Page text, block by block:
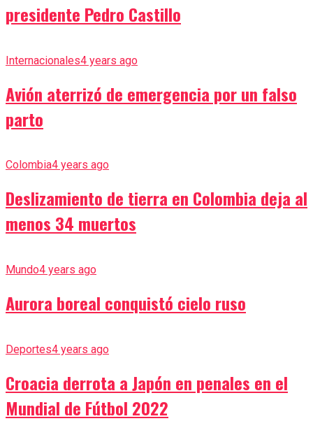
presidente Pedro Castillo
Internacionales4 years ago
Avión aterrizó de emergencia por un falso
parto
Colombia4 years ago
Deslizamiento de tierra en Colombia deja al
menos 34 muertos
Mundo4 years ago
Aurora boreal conquistó cielo ruso
Deportes4 years ago
Croacia derrota a Japón en penales en el
Mundial de Fútbol 2022